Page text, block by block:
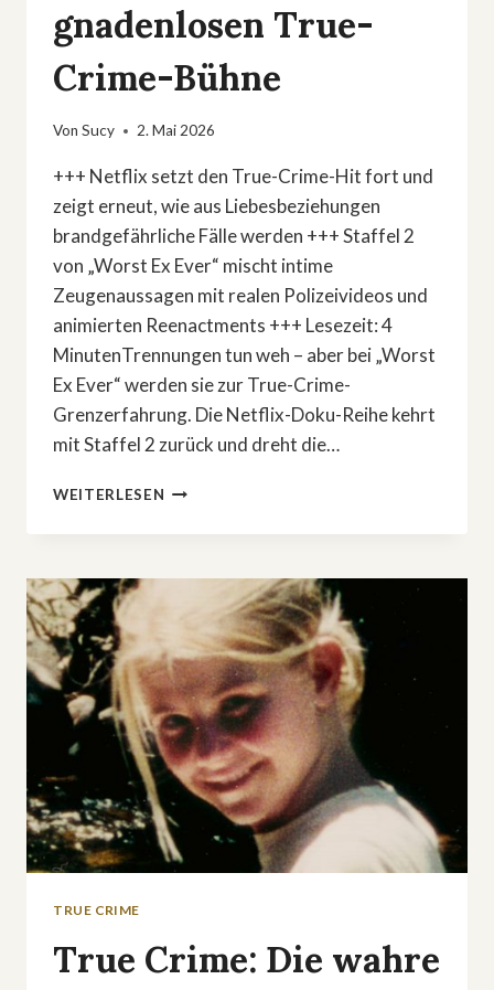
gnadenlosen True-
Crime-Bühne
Von Sucy 2. Mai 2026
+++ Netflix setzt den True-Crime-Hit fort und
zeigt erneut, wie aus Liebesbeziehungen
brandgefährliche Fälle werden +++ Staffel 2
von „Worst Ex Ever“ mischt intime
Zeugenaussagen mit realen Polizeivideos und
animierten Reenactments +++ Lesezeit: 4
MinutenTrennungen tun weh – aber bei „Worst
Ex Ever“ werden sie zur True-Crime-
Grenzerfahrung. Die Netflix-Doku-Reihe kehrt
mit Staffel 2 zurück und dreht die…
WEITERLESEN »WORST
EVER«:
2
MACHT
TOXISCHE
BEZIEHUNGEN
ZUR
GNADENLOSEN
TRUE-
CRIME-
BÜHNE
TRUE CRIME
True Crime: Die wahre